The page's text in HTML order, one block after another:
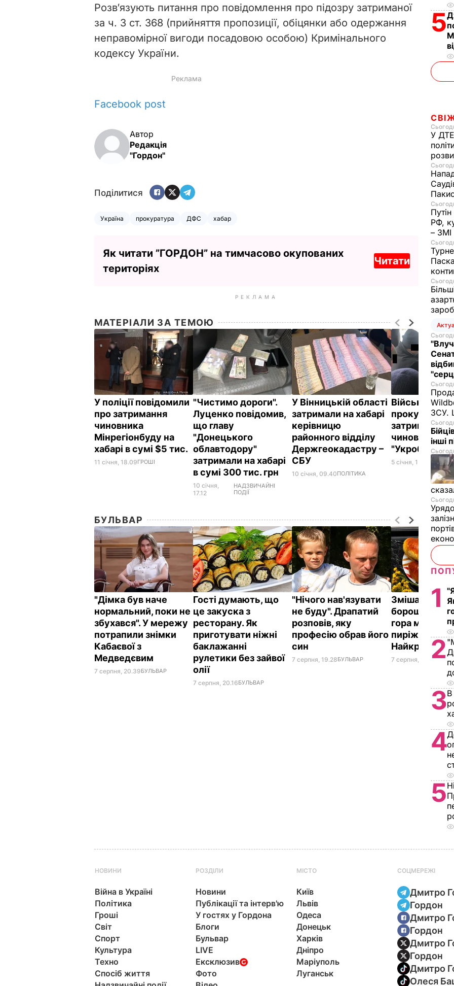
Розв′язують питання про повідомлення про підозру затриманої
за ч. 3 ст. 368 (прийняття пропозиції, обіцянки або одержання
неправомірної вигоди посадовою особою) Кримінального
кодексу України.
Facebook post
Автор
Редакція
"Гордон"
Поділитися
Україна прокуратура ДФС хабар
Як читати ”ГОРДОН” на тимчасово окупованих
територіях
Читати
РЕКЛАМА
МАТЕРІАЛИ ЗА ТЕМОЮ
У поліції повідомили
про затримання
чиновника
Мінрегіонбуду на
хабарі в сумі $5 тис.
11 січня, 18.09ГРОШІ
"Чистимо дороги".
Луценко повідомив,
що главу
"Донецького
облавтодору"
затримали на хабарі
в сумі 300 тис. грн
10 січня,
17.12
НАДЗВИЧАЙНІ
ПОДІЇ
У Вінницькій області
затримали на хабарі
керівницю
районного відділу
Держгеокадастру –
СБУ
10 січня, 09.40ПОЛІТИКА
Військова
прокуратура
затримала на
чиновника
5 січня, 13.28
БУЛЬВАР
"Дімка був наче
нормальний, поки не
збухався". У мережу
потрапили знімки
Кабаєвої з
Медведєвим
7 серпня, 20.39БУЛЬВАР
Гості думають, що
це закуска з
ресторану. Як
приготувати ніжні
баклажанні
рулетики без зайвої
олії
7 серпня, 20.16БУЛЬВАР
"Нічого нав'язувати
не буду". Драпатий
розповів, яку
професію обрав його
син
7 серпня, 19.28БУЛЬВАР
Змішайте це
борошном – і
гора м'яких,
пиріжків
Найкращий
7 серпня, 18.03
5
У
РФ,
– ЗМІ
ЗСУ.
інші
1
2
3В
4
5
НОВИНИ
Війна в Україні
Політика
Гроші
Світ
Спорт
Культура
Техно
Спосіб життя
РОЗДІЛИ
Новини
Публікації та інтерв'ю
У гостях у Гордона
Блоги
Бульвар
LIVE
Ексклюзив
Фото
МІСТО
Київ
Львів
Одеса
Донецьк
Харків
Дніпро
Маріуполь
Луганськ
СОЦМЕРЕЖІ
Дмитро
Гордон
Дмитро
Гордон
Дмитро
Гордон
Дмитро
Олеся